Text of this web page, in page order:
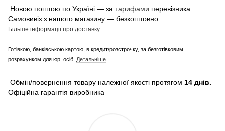
Новою поштою по Україні — за тарифами перевізника.
Самовивіз з нашого магазину — безкоштовно.
Більше інформації про доставку
Готівкою, банківською картою, в кредит/розстрочку, за безготівковим
розрахунком для юр. осіб. Детальніше
Обмін/повернення товару належної якості протягом 14 днів.
Офіційна гарантія виробника